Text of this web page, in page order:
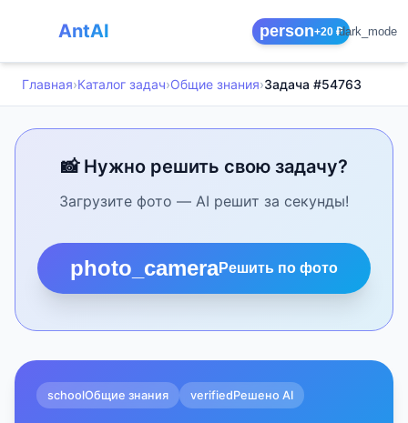
AntAI person+20 ₽dark_mode
Главная›Каталог задач›Общие знания›Задача #54763
📸 Нужно решить свою задачу?
Загрузите фото — AI решит за секунды!
photo_cameraРешить по фото
schoolОбщие знания verifiedРешено AI